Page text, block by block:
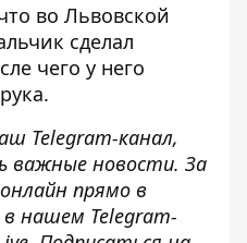
во Львовской
сделал
чего у него
.
Telegram-канал,
важные новости. За
прямо в
нашем Telegram-